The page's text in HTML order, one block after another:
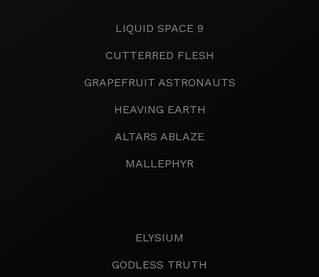
LIQUID SPACE 9
CUTTERRED FLESH
GRAPEFRUIT ASTRONAUTS
HEAVING EARTH
ALTARS ABLAZE
MALLEPHYR
ELYSIUM
GODLESS TRUTH